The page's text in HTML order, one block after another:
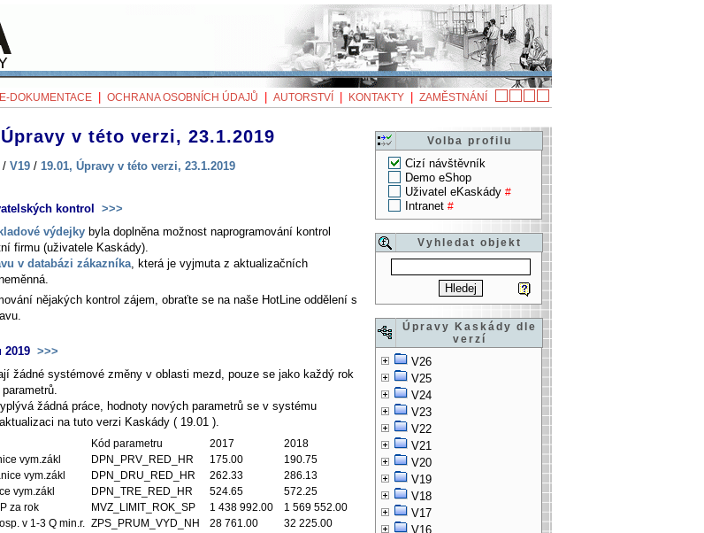
E-DOKUMENTACE OCHRANA OSOBNÍCH ÚDAJŮ AUTORSTVÍ KONTAKTY ZAMĚSTNÁNÍ
Volba profilu
Cizí návštěvník
Demo eShop
Uživatel eKaskády #
Intranet #
Vyhledat objekt
Úpravy Kaskády dle
verzí
V26
V25
V24
V23
V22
V21
V20
V19
V18
V17
V16
v této verzi, 23.1.2019
/ V19 / 19.01, Úpravy v této verzi, 23.1.2019
kontrol
>>>
výdejky byla doplněna možnost naprogramování kontrol
firmu (uživatele Kaskády).
v databázi zákazníka, která je vyjmuta z aktualizačních
nějakých kontrol zájem, obraťte se na naše HotLine oddělení s
2019 >>>
žádné systémové změny v oblasti mezd, pouze se jako každý rok
žádná práce, hodnoty nových parametrů se v systému
na tuto verzi Kaskády ( 19.01 ).
Kód parametru 2017
2018
vym.zákl
DPN_PRV_RED_HR 175.00
190.75
vym.zákl
DPN_DRU_RED_HR 262.33
286.13
vym.zákl
DPN_TRE_RED_HR 524.65
572.25
za rok
MVZ_LIMIT_ROK_SP 1 438 992.00
1 569 552.00
v 1-3 Q min.r. ZPS_PRUM_VYD_NH 28 761.00
32 225.00